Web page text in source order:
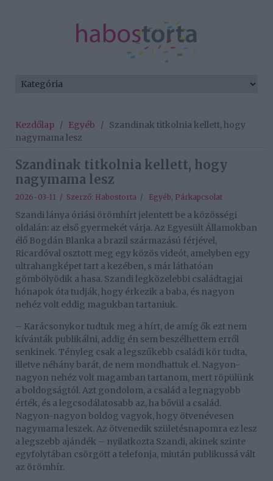
Kezdőlap / Egyéb / Szandinak titkolnia kellett, hogy
nagymama lesz
Szandinak titkolnia kellett, hogy
nagymama lesz
2026-03-11 / Szerző: Habostorta / Egyéb, Párkapcsolat
Szandi lánya óriási örömhírt jelentett be a közösségi
oldalán: az első gyermekét várja. Az Egyesült Államokban
élő Bogdán Blanka a brazil származású férjével,
Ricardóval osztott meg egy közös videót, amelyben egy
ultrahangképet tart a kezében, s már láthatóan
gömbölyödik a hasa. Szandi legközelebbi családtagjai
hónapok óta tudják, hogy érkezik a baba, és nagyon
nehéz volt eddig magukban tartaniuk.
– Karácsonykor tudtuk meg a hírt, de amíg ők ezt nem
kívánták publikálni, addig én sem beszélhettem erről
senkinek. Tényleg csak a legszűkebb családi kör tudta,
illetve néhány barát, de nem mondhattuk el. Nagyon-
nagyon nehéz volt magamban tartanom, mert röpülünk
a boldogságtól. Azt gondolom, a család a legnagyobb
érték, és a legcsodálatosabb az, ha bővül a család.
Nagyon-nagyon boldog vagyok, hogy ötvenévesen
nagymama leszek. Az ötvenedik születésnapomra ez lesz
a legszebb ajándék – nyilatkozta Szandi, akinek szinte
egyfolytában csörgött a telefonja, miután publikussá vált
az örömhír.